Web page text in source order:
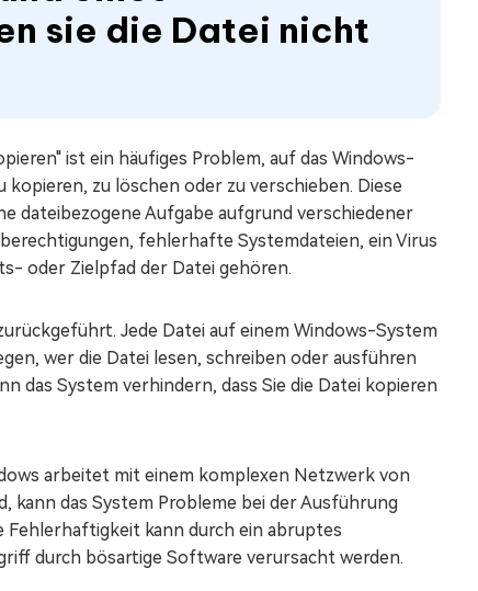
sie die Datei nicht
ist ein häufiges Problem, auf das Windows-
zu löschen oder zu verschieben. Diese
dateibezogene Aufgabe aufgrund verschiedener
fehlerhafte Systemdateien, ein Virus
oder Zielpfad der Datei gehören.
Jede Datei auf einem Windows-System
wer die Datei lesen, schreiben oder ausführen
das System verhindern, dass Sie die Datei kopieren
arbeitet mit einem komplexen Netzwerk von
kann das System Probleme bei der Ausführung
Fehlerhaftigkeit kann durch ein abruptes
durch bösartige Software verursacht werden.